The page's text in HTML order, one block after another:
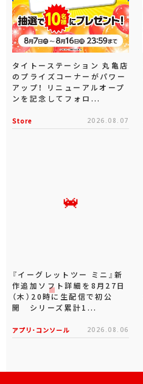
タイトーステーション 丸亀店
のプライズコーナーがパワー
アップ！ リニューアルオープ
ンを記念してフォロ...
Store 2026.08.07
『イーグレットツー ミニ』新
作追加ソフト詳細を8月27日
（木）20時に生配信で初公
開 シリーズ累計1...
アプリ･コンソール 2026.08.06